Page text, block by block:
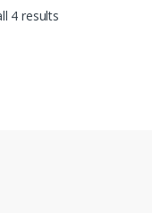
4 results